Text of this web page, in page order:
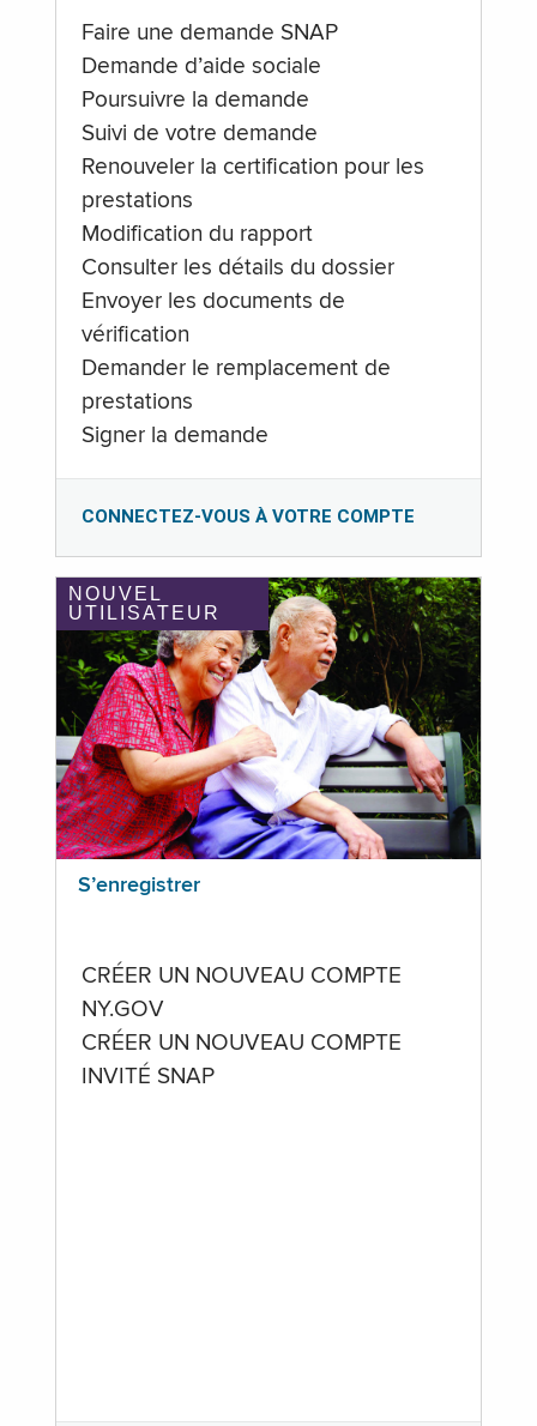
Faire une demande SNAP
Demande d’aide sociale
Poursuivre la demande
Suivi de votre demande
Renouveler la certification pour les
prestations
Modification du rapport
Consulter les détails du dossier
Envoyer les documents de
vérification
Demander le remplacement de
prestations
Signer la demande
CONNECTEZ-VOUS À VOTRE COMPTE
NOUVEL
UTILISATEUR
S’enregistrer
CRÉER UN NOUVEAU COMPTE
NY.GOV
CRÉER UN NOUVEAU COMPTE
INVITÉ SNAP